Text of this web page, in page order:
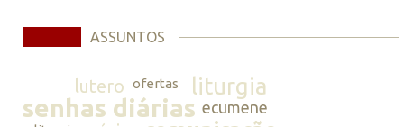
ASSUNTOS
lutero ofertas liturgia
senhas diárias ecumene